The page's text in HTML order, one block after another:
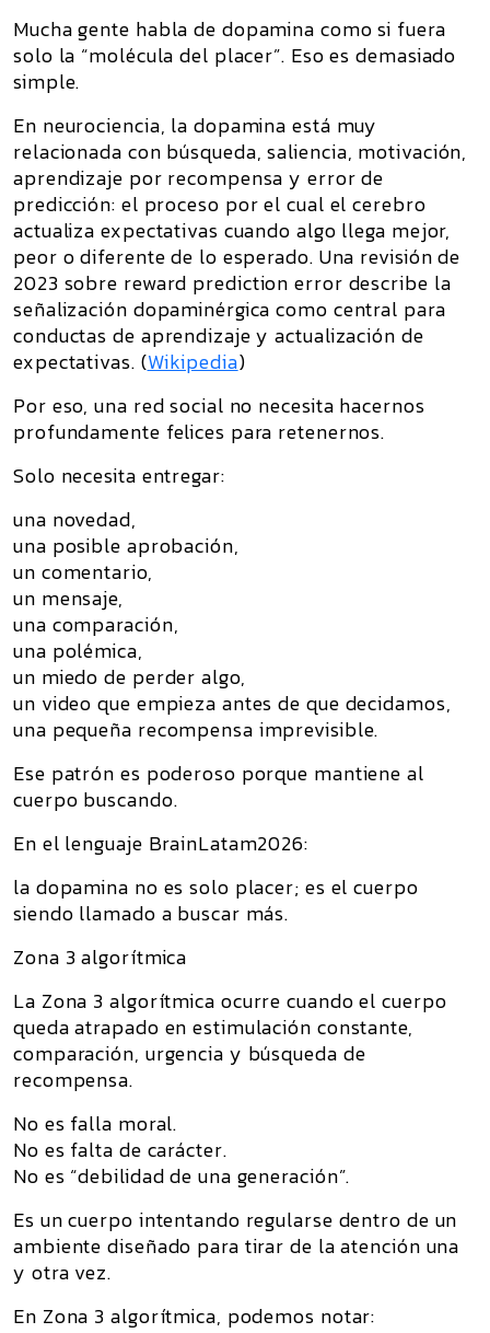
Mucha gente habla de dopamina como si fuera
solo la “molécula del placer”. Eso es demasiado
simple.
En neurociencia, la dopamina está muy
relacionada con búsqueda, saliencia, motivación,
aprendizaje por recompensa y error de
predicción: el proceso por el cual el cerebro
actualiza expectativas cuando algo llega mejor,
peor o diferente de lo esperado. Una revisión de
2023 sobre reward prediction error describe la
señalización dopaminérgica como central para
conductas de aprendizaje y actualización de
expectativas. (Wikipedia)
Por eso, una red social no necesita hacernos
profundamente felices para retenernos.
Solo necesita entregar:
una novedad,
una posible aprobación,
un comentario,
un mensaje,
una comparación,
una polémica,
un miedo de perder algo,
un video que empieza antes de que decidamos,
una pequeña recompensa imprevisible.
Ese patrón es poderoso porque mantiene al
cuerpo buscando.
En el lenguaje BrainLatam2026:
la dopamina no es solo placer; es el cuerpo
siendo llamado a buscar más.
Zona 3 algorítmica
La Zona 3 algorítmica ocurre cuando el cuerpo
queda atrapado en estimulación constante,
comparación, urgencia y búsqueda de
recompensa.
No es falla moral.
No es falta de carácter.
No es “debilidad de una generación”.
Es un cuerpo intentando regularse dentro de un
ambiente diseñado para tirar de la atención una
y otra vez.
En Zona 3 algorítmica, podemos notar: